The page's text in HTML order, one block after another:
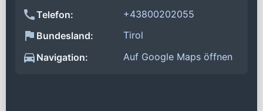
Telefon:
+43800202055
Bundesland:
Tirol
Navigation:
Auf Google Maps öffnen